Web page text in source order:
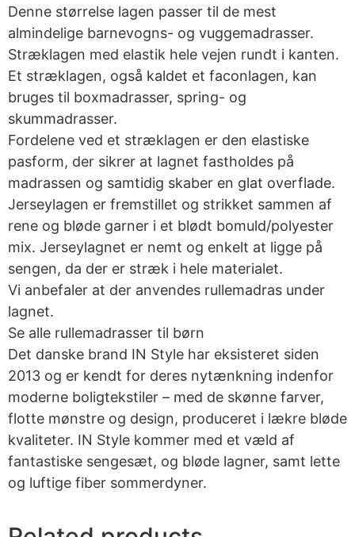
Denne størrelse lagen passer til de mest
almindelige barnevogns- og vuggemadrasser.
Stræklagen med elastik hele vejen rundt i kanten.
Et stræklagen, også kaldet et faconlagen, kan
bruges til boxmadrasser, spring- og
skummadrasser.
Fordelene ved et stræklagen er den elastiske
pasform, der sikrer at lagnet fastholdes på
madrassen og samtidig skaber en glat overflade.
Jerseylagen er fremstillet og strikket sammen af
rene og bløde garner i et blødt bomuld/polyester
mix. Jerseylagnet er nemt og enkelt at ligge på
sengen, da der er stræk i hele materialet.
Vi anbefaler at der anvendes rullemadras under
lagnet.
Se alle rullemadrasser til børn
Det danske brand IN Style har eksisteret siden
2013 og er kendt for deres nytænkning indenfor
moderne boligtekstiler – med de skønne farver,
flotte mønstre og design, produceret i lækre bløde
kvaliteter. IN Style kommer med et væld af
fantastiske sengesæt, og bløde lagner, samt lette
og luftige fiber sommerdyner.